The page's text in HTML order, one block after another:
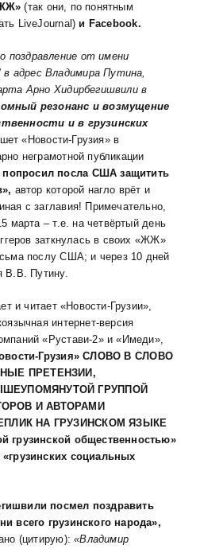
(так они, по понятным
LiveJournal) и Facebook.
от имени
адрес Владимира Путина,
Арно Хидирбегишвили в
резонанс и возмущение
и в грузинских
«Новости-Грузия» в
неграмотной публикации
посла США защитить
автор которой нагло врёт и
с заглавия! Примечательно,
марта – т.е. на четвёртый день
заткнулась в своих «ЖЖ»
послу США; и через 10 дней
В.В. Путину.
и читает «Новости-Грузии»,
интернет-версия
«Рустави-2» и «Имеди»,
Грузия» СЛОВО В СЛОВО
ПРЕТЕНЗИИ,
ГРУППОЙ
И АВТОРАМИ
НА ГРУЗИНСКОМ ЯЗЫКЕ
грузинской общественностью»
социальных
посмел поздравить
всего грузинского народа»,
(цитирую): «Владимир